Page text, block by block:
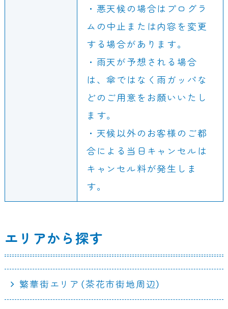
・悪天候の場合はプログラ
ムの中止または内容を変更
する場合があります。
・雨天が予想される場合
は、傘ではなく雨ガッパな
どのご用意をお願いいたし
ます。
・天候以外のお客様のご都
合による当日キャンセルは
キャンセル料が発生しま
す。
エリアから探す
繁華街エリア（茶花市街地周辺）